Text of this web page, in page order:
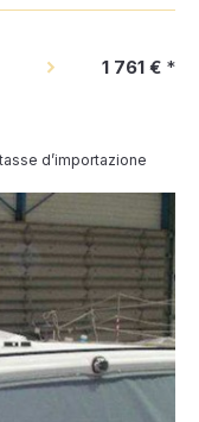
1 761 € *
d’importazione